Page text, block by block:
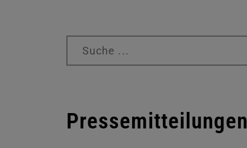
Pressemitteilungen